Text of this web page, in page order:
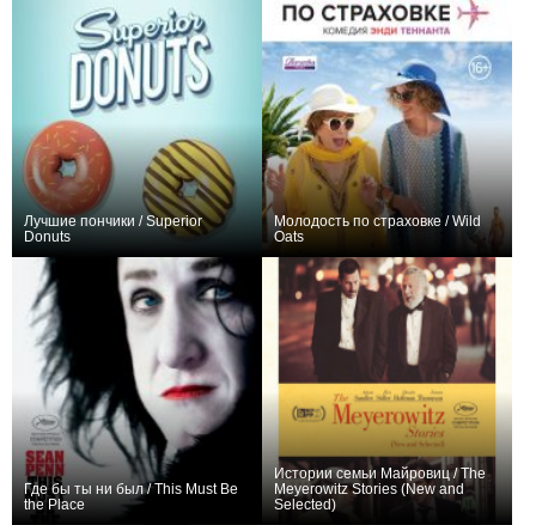
Лучшие пончики / Superior
Donuts
Молодость по страховке / Wild
Oats
Где бы ты ни был / This Must Be
the Place
Истории семьи Майровиц / The
Meyerowitz Stories (New and
Selected)